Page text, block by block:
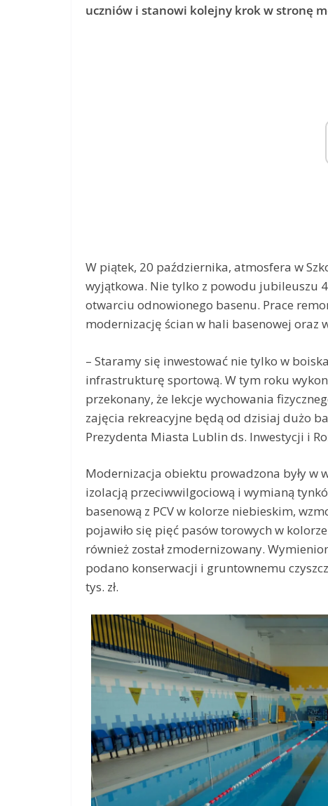
uczniów i stanowi kolejny krok w stronę
W piątek, 20 października, atmosfera w
wyjątkowa. Nie tylko z powodu jubileuszu
otwarciu odnowionego basenu. Prace
modernizację ścian w hali basenowej oraz
– Staramy się inwestować nie tylko w
infrastrukturę sportową. W tym roku
przekonany, że lekcje wychowania
zajęcia rekreacyjne będą od dzisiaj dużo
Prezydenta Miasta Lublin ds. Inwestycji i
Modernizacja obiektu prowadzona były w
izolacją przeciwwilgociową i wymianą
basenową z PCV w kolorze niebieskim,
pojawiło się pięć pasów torowych w
również został zmodernizowany.
podano konserwacji i gruntownemu
tys. zł.